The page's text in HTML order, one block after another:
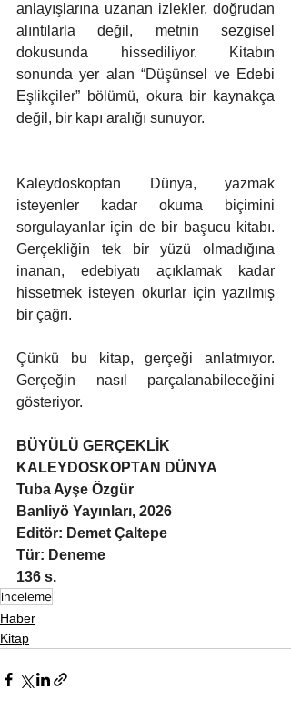
anlayışlarına uzanan izlekler, doğrudan
alıntılarla değil, metnin sezgisel
dokusunda hissediliyor. Kitabın
sonunda yer alan “Düşünsel ve Edebi
Eşlikçiler” bölümü, okura bir kaynakça
değil, bir kapı aralığı sunuyor.
Kaleydoskoptan Dünya, yazmak
isteyenler kadar okuma biçimini
sorgulayanlar için de bir başucu kitabı.
Gerçekliğin tek bir yüzü olmadığına
inanan, edebiyatı açıklamak kadar
hissetmek isteyen okurlar için yazılmış
bir çağrı.
Çünkü bu kitap, gerçeği anlatmıyor.
Gerçeğin nasıl parçalanabileceğini
gösteriyor.
BÜYÜLÜ GERÇEKLİK
KALEYDOSKOPTAN DÜNYA
Tuba Ayşe Özgür
Banliyö Yayınları, 2026
Editör: Demet Çaltepe
Tür: Deneme
136 s.
inceleme
Haber
Kitap